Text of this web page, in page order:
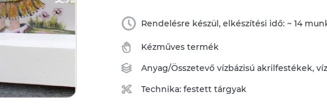
Rendelésre készül, elkészítési idő: ~ 14
Kézműves termék
Anyag/Összetevővízbázisú akrilfestékek,
Technika:festett tárgyak